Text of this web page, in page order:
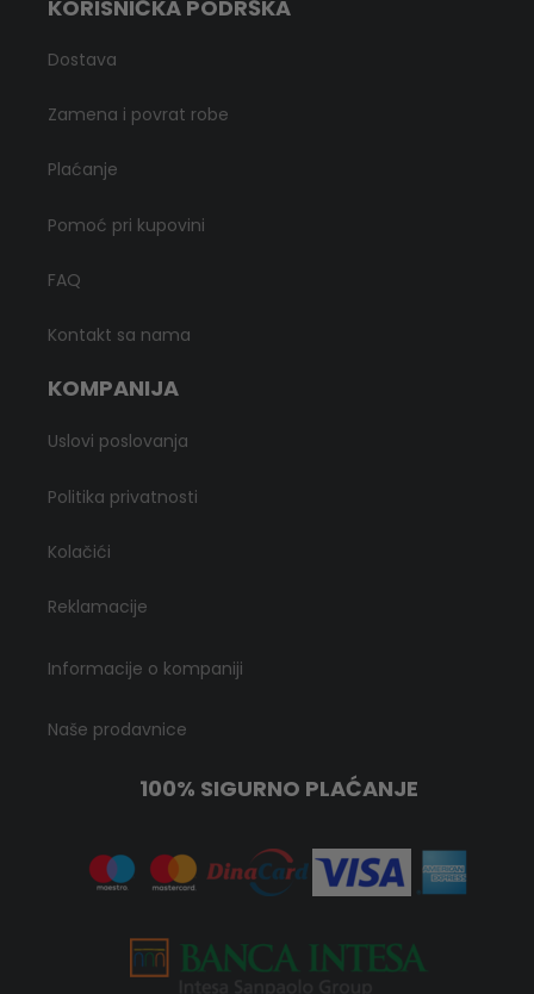
KORISNIČKA PODRŠKA
Dostava
Zamena i povrat robe
Plaćanje
Pomoć pri kupovini
FAQ
Kontakt sa nama
KOMPANIJA
Uslovi poslovanja
Politika privatnosti
Kolačići
Reklamacije
Informacije o kompaniji
Naše prodavnice
100% SIGURNO PLAĆANJE